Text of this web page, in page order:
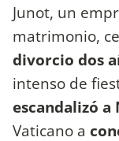
Junot, un
matrimonio,
divorcio dos
intenso de
escandalizó a
Vaticano a